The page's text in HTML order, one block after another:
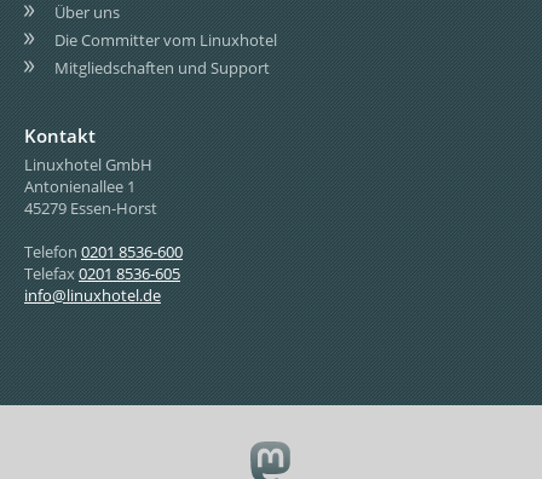
Über uns
Die Committer vom Linuxhotel
Mitgliedschaften und Support
Kontakt
Linuxhotel GmbH
Antonienallee 1
45279 Essen-Horst
Telefon 0201 8536-600
Telefax 0201 8536-605
info@linuxhotel.de